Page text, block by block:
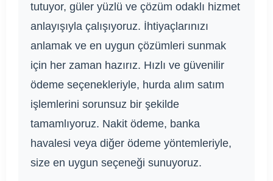
tutuyor, güler yüzlü ve çözüm odaklı hizmet
anlayışıyla çalışıyoruz. İhtiyaçlarınızı
anlamak ve en uygun çözümleri sunmak
için her zaman hazırız. Hızlı ve güvenilir
ödeme seçenekleriyle, hurda alım satım
işlemlerini sorunsuz bir şekilde
tamamlıyoruz. Nakit ödeme, banka
havalesi veya diğer ödeme yöntemleriyle,
size en uygun seçeneği sunuyoruz.